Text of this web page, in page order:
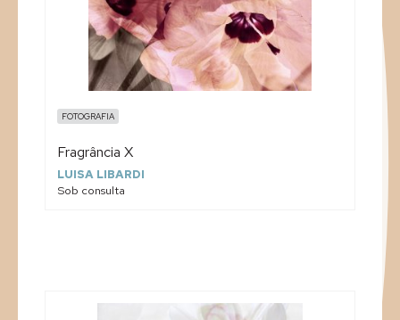
FOTOGRAFIA
Fragrância X
LUISA LIBARDI
Sob consulta